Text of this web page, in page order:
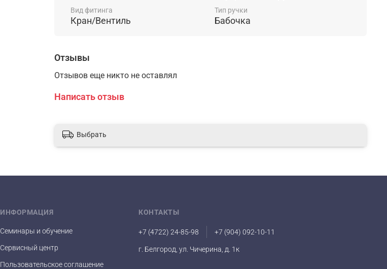
Вид фитинга
Кран/Вентиль
Тип ручки
Бабочка
Отзывы
Отзывов еще никто не оставлял
Написать отзыв
Выбрать
ИНФОРМАЦИЯ
Семинары и обучение
Сервисный центр
Пользовательское соглашение
КОНТАКТЫ
+7 (4722) 24-85-98 +7 (904) 092-10-11
г. Белгород, ул. Чичерина, д. 1к